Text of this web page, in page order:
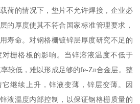
荷的情况下，垫片不允许焊接，企业必
的厚度使其不符合国家标准管理要求，
寿命。对钢格栅镀锌层厚度研究不足的
栅格板的影响。当锌溶液温度不低于
较低，难以形成足够的fe-Zn合金层。整
继续上升，锌液变薄，锌层变薄。因
液温度内部控制，以保证钢格栅质量的